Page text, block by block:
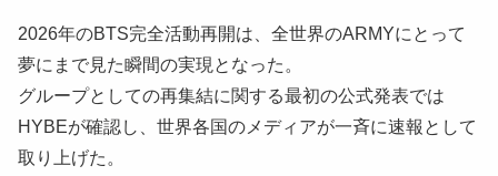
2026年のBTS完全活動再開は、全世界のARMYにとって
夢にまで見た瞬間の実現となった。
グループとしての再集結に関する最初の公式発表では
HYBEが確認し、世界各国のメディアが一斉に速報として
取り上げた。